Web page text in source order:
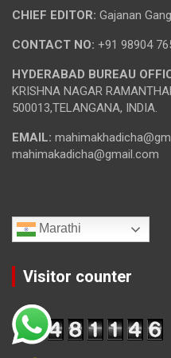
CHIEF EDITOR: Gajanan
CONTACT NO: +91 98904
HYDERABAD BUREAU
KRISHNA NAGAR
500013,TELANGANA, INDIA.
EMAIL:
mahimakadicha@gmail.com
Marathi
Visitor counter